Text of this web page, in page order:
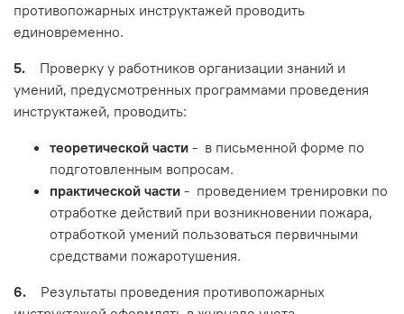
противопожарных инструктажей проводить
единовременно.
5. Проверку у работников организации знаний и
умений, предусмотренных программами проведения
инструктажей, проводить:
теоретической части - в письменной форме по
подготовленным вопросам.
практической части - проведением тренировки по
отработке действий при возникновении пожара,
отработкой умений пользоваться первичными
средствами пожаротушения.
6. Результаты проведения противопожарных